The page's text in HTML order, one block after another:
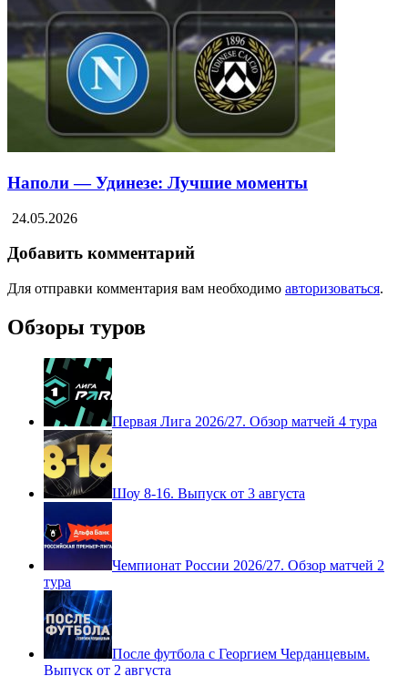
Наполи — Удинезе: Лучшие моменты
24.05.2026
Добавить комментарий
Для отправки комментария вам необходимо авторизоваться.
Обзоры туров
Первая Лига 2026/27. Обзор матчей 4 тура
Шоу 8-16. Выпуск от 3 августа
Чемпионат России 2026/27. Обзор матчей 2
тура
После футбола с Георгием Черданцевым.
Выпуск от 2 августа